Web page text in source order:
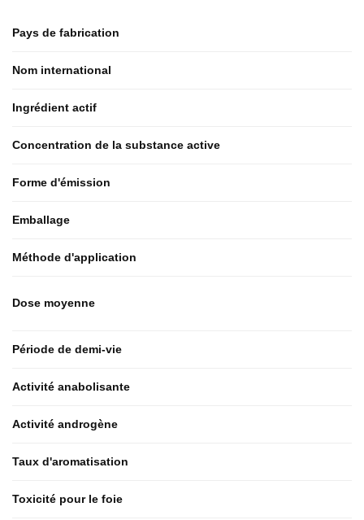
Pays de fabrication
Nom international
Ingrédient actif
Concentration de la substance active
Forme d'émission
Emballage
Méthode d'application
Dose moyenne
Période de demi-vie
Activité anabolisante
Activité androgène
Taux d'aromatisation
Toxicité pour le foie